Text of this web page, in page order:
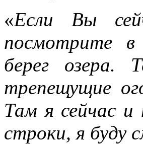
«Если Вы
посмотрите
берег озера.
трепещущие
Там я сейчас
строки, я буду